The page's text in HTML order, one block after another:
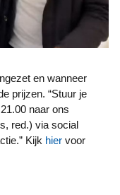
prijzen. “Stuur je
naar ons
red.) via social
Kijk hier voor